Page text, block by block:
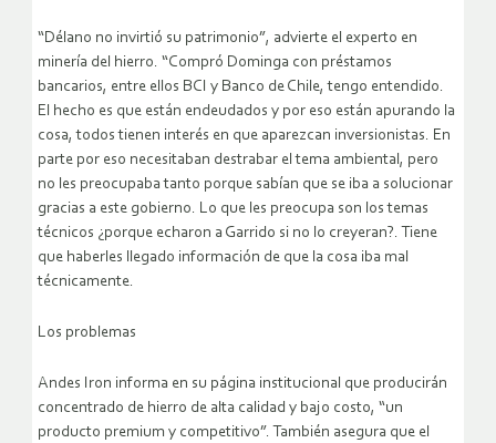
“Délano no invirtió su patrimonio”, advierte el experto en
minería del hierro. “Compró Dominga con préstamos
bancarios, entre ellos BCI y Banco de Chile, tengo entendido.
El hecho es que están endeudados y por eso están apurando la
cosa, todos tienen interés en que aparezcan inversionistas. En
parte por eso necesitaban destrabar el tema ambiental, pero
no les preocupaba tanto porque sabían que se iba a solucionar
gracias a este gobierno. Lo que les preocupa son los temas
técnicos ¿porque echaron a Garrido si no lo creyeran?. Tiene
que haberles llegado información de que la cosa iba mal
técnicamente.
Los problemas
Andes Iron informa en su página institucional que producirán
concentrado de hierro de alta calidad y bajo costo, “un
producto premium y competitivo”. También asegura que el